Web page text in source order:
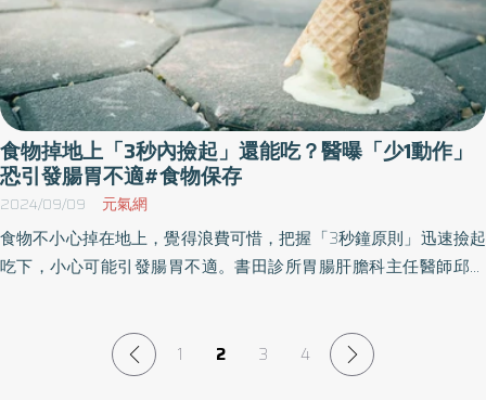
食物掉地上「3秒內撿起」還能吃？醫曝「少1動作」
恐引發腸胃不適#食物保存
2024/09/09 元氣網
食物不小心掉在地上，覺得浪費可惜，把握「3秒鐘原則」迅速撿起
吃下，小心可能引發腸胃不適。書田診所胃腸肝膽科主任醫師邱展
1
2 3 4